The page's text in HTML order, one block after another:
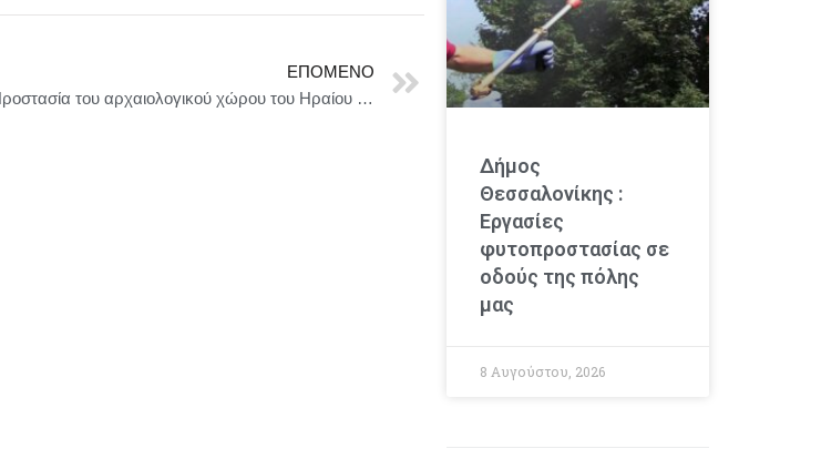
ΕΠΌΜΕΝΟ
ΥΠΠΟ: Προστασία του αρχαιολογικού χώρου του Ηραίου της Σάμου, από τη θαλάσσια διάβρωση
Δήμος
Θεσσαλονίκης :
Εργασίες
φυτοπροστασίας σε
οδούς της πόλης
μας
8 Αυγούστου, 2026